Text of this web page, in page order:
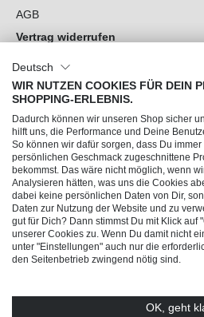
AGB
Vertrag widerrufen
Cookie-Einstellungen
Du hast Fragen?
Unsere Socials
Deutsch
WIR NUTZEN COOKIES FÜR DEIN
SHOPPING-ERLEBNIS.
Dadurch können wir unseren Shop sicher
hilft uns, die Performance und Deine
So können wir dafür sorgen, dass Du
persönlichen Geschmack zugeschnittene
bekommst. Das wäre nicht möglich, wenn
Analysieren hätten, was uns die Cookies
dabei keine persönlichen Daten von Dir,
Daten zur Nutzung der Website und zu
gut für Dich? Dann stimmst Du mit Klick auf
unserer Cookies zu. Wenn Du damit nicht
unter "Einstellungen" auch nur die
den Seitenbetrieb zwingend nötig sind.
OK, geht